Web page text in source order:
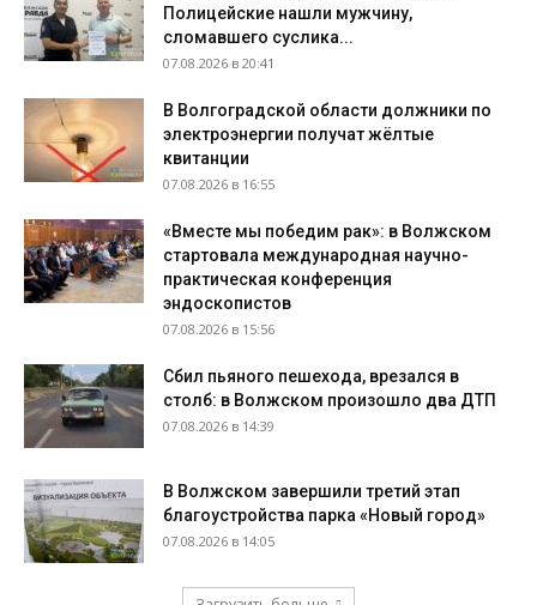
Полицейские нашли мужчину,
сломавшего суслика...
07.08.2026 в 20:41
В Волгоградской области должники по
электроэнергии получат жёлтые
квитанции
07.08.2026 в 16:55
«Вместе мы победим рак»: в Волжском
стартовала международная научно-
практическая конференция
эндоскопистов
07.08.2026 в 15:56
Сбил пьяного пешехода, врезался в
столб: в Волжском произошло два ДТП
07.08.2026 в 14:39
В Волжском завершили третий этап
благоустройства парка «Новый город»
07.08.2026 в 14:05